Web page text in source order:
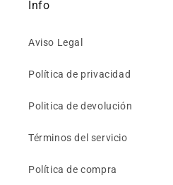
Info
Aviso Legal
Política de privacidad
Politica de devolución
Términos del servicio
Política de compra